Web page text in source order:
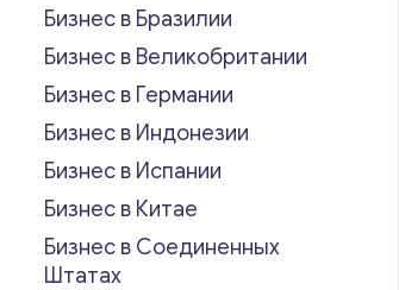
Бизнес в Бразилии
Бизнес в Великобритании
Бизнес в Германии
Бизнес в Индонезии
Бизнес в Испании
Бизнес в Китае
Бизнес в Соединенных
Штатах